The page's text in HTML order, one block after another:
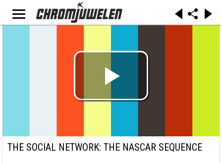
THE SOCIAL NETWORK: THE NASCAR SEQUENCE